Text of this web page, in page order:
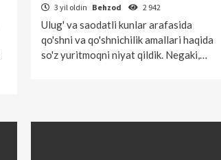
3 yil oldin Behzod 2 942
Ulug' va saodatli kunlar arafasida
qo'shni va qo'shnichilik amallari haqida
so'z yuritmoqni niyat qildik. Negaki,…